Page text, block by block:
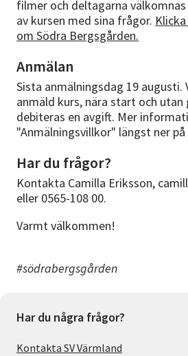
filmer och deltagarna
av kursen med sina frågor.
om Södra Bergsgården.
Anmälan
Sista anmälningsdag 19 augusti.
anmäld kurs, nära start och
debiteras en avgift. Mer
"Anmälningsvillkor" längst ner på
Har du frågor?
Kontakta Camilla Eriksson,
eller 0565-108 00.
Varmt välkommen!
#södrabergsgården
Har du några frågor?
Kontakta SV Värmland